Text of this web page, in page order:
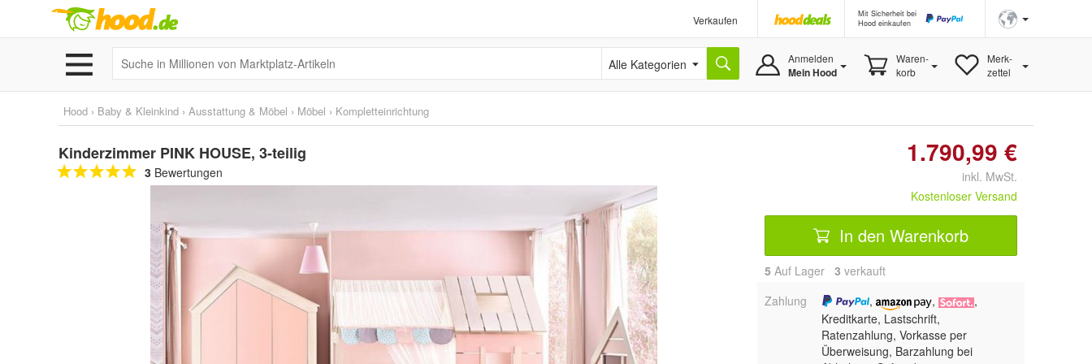
Verkaufen
Mit Sicherheit bei
Hood einkaufen
Alle Kategorien Anmelden
Mein Hood
Waren-
korb
Merk-
zettel
Hood › Baby & Kleinkind › Ausstattung & Möbel › Möbel › Kompletteinrichtung
Kinderzimmer PINK HOUSE, 3-teilig
3 Bewertungen
1.790,99 €
inkl. MwSt.
Kostenloser Versand
In den Warenkorb
5 Auf Lager 3 verkauft
Zahlung
, ,
,
Kreditkarte, Lastschrift,
Ratenzahlung, Vorkasse per
Überweisung, Barzahlung bei